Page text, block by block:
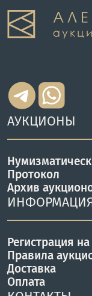
АУКЦИОНЫ
Протокол
Архив
Регистрация
Правила
Доставка
Оплата